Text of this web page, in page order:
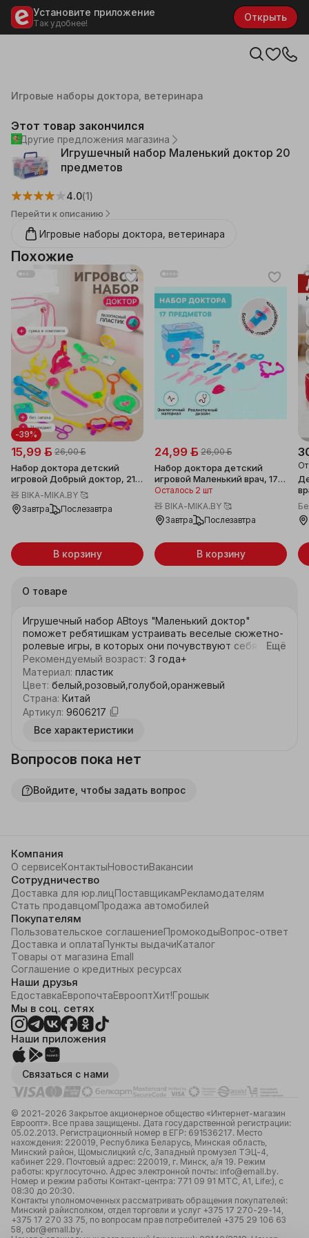
Установите приложение
Так удобнее!
Открыть
Каталог
Детские товары
Игровые наборы доктора, ветеринара
Этот товар закончился
Другие предложения магазина
Игрушечный набор Маленький доктор 20
предметов
4.0(1)
Перейти к описанию
Игровые наборы доктора, ветеринара
Похожие
-39%
15,99 ƃ 26,00 ƃ
Набор доктора детский
игровой Добрый доктор, 21
предмет, набор для игры в
болницу, набор для ролевых
игр, профессия доктор,
🧸 BIKA-MIKA.BY 🥰
Завтра
Послезавтра
В корзину
24,99 ƃ 26,00 ƃ
Набор доктора детский
игровой Маленький врач, 17
элементов, набор для игры в
болницу, набор для ролевых
игр, профессия доктор,
игрушки для детей, игрушки
Осталось 2 шт
🧸 BIKA-MIKA.BY 🥰
Завтра
Послезавтра
В корзину
О товаре
Игрушечный набор ABtoys "Маленький доктор"
поможет ребятишкам устраивать веселые сюжетно-
ролевые игры, в которых они почувствуют себя
настоящими врачами. Играя в больницу, выполняя
роли докторов, медсестер и пациентов, дети учатся
заботиться, ухаживать за больными, узнают
простейшие основы медицины, учатся общаться,
развивают свой кругозор и словарный запас,
обмениваются опытом и знаниями.
Ещё
Рекомендуемый возраст: 3 года+
Материал: пластик
Цвет: белый,розовый,голубой,оранжевый
Страна: Китай
Артикул: 9606217
Все характеристики
Вопросов пока нет
Войдите, чтобы задать вопрос
Компания
О сервисеКонтактыНовостиВакансии
Сотрудничество
Доставка для юр.лицПоставщикамРекламодателям
Стать продавцомПродажа автомобилей
Покупателям
Пользовательское соглашениеПромокодыВопрос-ответ
Доставка и оплатаПункты выдачиКаталог
Товары от магазина Emall
Соглашение о кредитных ресурсах
Наши друзья
ЕдоставкаЕвропочтаЕврооптХит!Грошык
Мы в соц. сетях
Наши приложения
Связаться с нами
© 2021-2026 Закрытое акционерное общество «Интернет-магазин
Евроопт». Все права защищены. Дата государственной регистрации:
05.02.2013. Регистрационный номер в ЕГР: 691536217. Место
нахождения: 220019, Республика Беларусь, Минская область,
Минский район, Щомыслицкий с/с, Западный промузел ТЭЦ-4,
кабинет 229. Почтовый адрес: 220019, г. Минск, а/я 19. Режим
работы: круглосуточно. Адрес электронной почты: info@emall.by.
Номер и режим работы Контакт-центра: 771 09 91 МТС, А1, Life:), с
08:30 до 20:30.
Контакты уполномоченных рассматривать обращения покупателей:
Минский райисполком, отдел торговли и услуг +375 17 270-29-14,
+375 17 270 33 75, по вопросам прав потребителей +375 29 106 63
58, obr@emall.by.